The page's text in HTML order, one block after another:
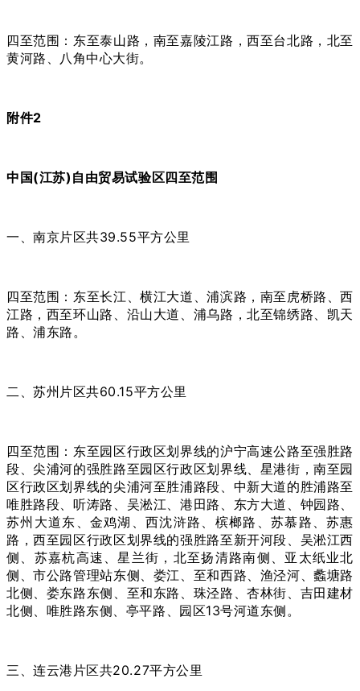
四至范围：东至泰山路，南至嘉陵江路，西至台北路，北至
黄河路、八角中心大街。
附件2
中国(江苏)自由贸易试验区四至范围
一、南京片区共39.55平方公里
四至范围：东至长江、横江大道、浦滨路，南至虎桥路、西
江路，西至环山路、沿山大道、浦乌路，北至锦绣路、凯天
路、浦东路。
二、苏州片区共60.15平方公里
四至范围：东至园区行政区划界线的沪宁高速公路至强胜路
段、尖浦河的强胜路至园区行政区划界线、星港街，南至园
区行政区划界线的尖浦河至胜浦路段、中新大道的胜浦路至
唯胜路段、听涛路、吴淞江、港田路、东方大道、钟园路、
苏州大道东、金鸡湖、西沈浒路、槟榔路、苏慕路、苏惠
路，西至园区行政区划界线的强胜路至新开河段、吴淞江西
侧、苏嘉杭高速、星兰街，北至扬清路南侧、亚太纸业北
侧、市公路管理站东侧、娄江、至和西路、渔泾河、蠡塘路
北侧、娄东路东侧、至和东路、珠泾路、杏林街、吉田建材
北侧、唯胜路东侧、亭平路、园区13号河道东侧。
三、连云港片区共20.27平方公里